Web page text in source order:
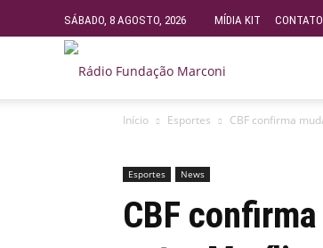
SÁBADO, 8 AGOSTO, 2026 MÍDIA KIT CONTATO
Fundação
Início Esportes CBF confirma
Esportes News
CBF